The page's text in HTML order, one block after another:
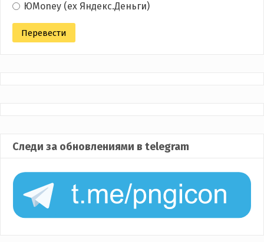
ЮMoney (ex Яндекс.Деньги)
Следи за обновлениями в telegram